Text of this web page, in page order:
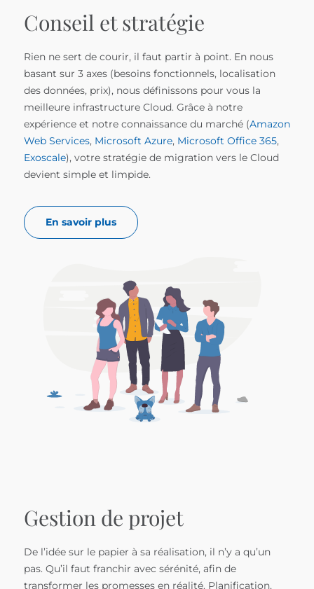
Conseil et stratégie
Rien ne sert de courir, il faut partir à point. En nous
basant sur 3 axes (besoins fonctionnels, localisation
des données, prix), nous définissons pour vous la
meilleure infrastructure Cloud. Grâce à notre
expérience et notre connaissance du marché (Amazon
Web Services, Microsoft Azure, Microsoft Office 365,
Exoscale), votre stratégie de migration vers le Cloud
devient simple et limpide.
En savoir plus
Gestion de projet
De l’idée sur le papier à sa réalisation, il n’y a qu’un
pas. Qu’il faut franchir avec sérénité, afin de
transformer les promesses en réalité. Planification,